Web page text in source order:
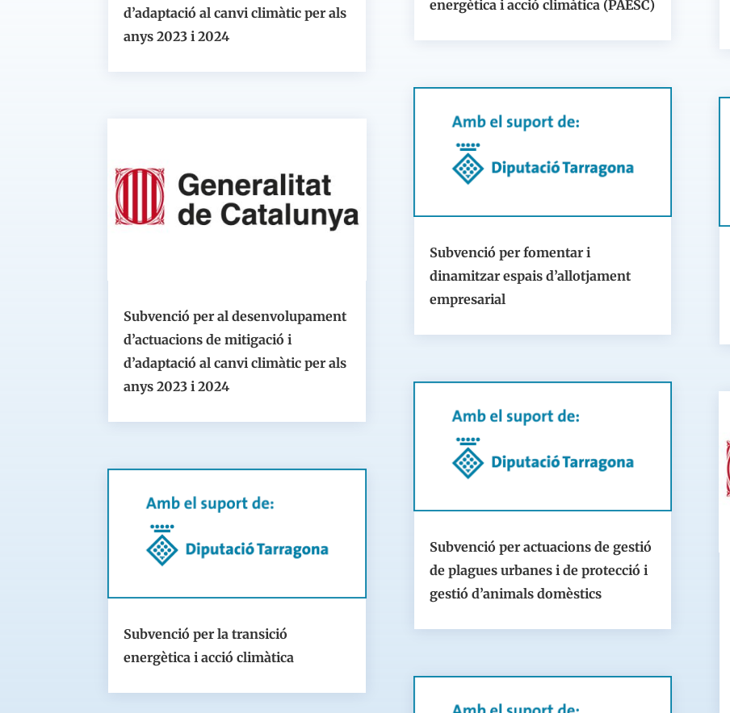
d’adaptació al canvi climàtic per als
anys 2023 i 2024
Subvenció per al desenvolupament
d’actuacions de mitigació i
d’adaptació al canvi climàtic per als
anys 2023 i 2024
Subvenció per la transició
energètica i acció climàtica
energètica i acció climàtica (PAESC)
Subvenció per fomentar i
dinamitzar espais d’allotjament
empresarial
Subvenció per actuacions de gestió
de plagues urbanes i de protecció i
gestió d’animals domèstics